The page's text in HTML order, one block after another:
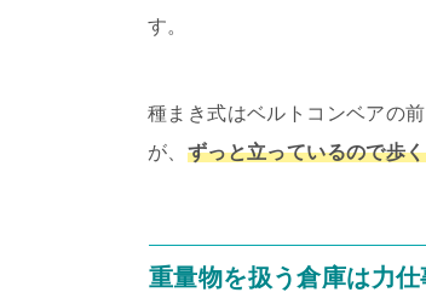
す。
種まき式はベルトコンベアの
が、 ずっと立っているので歩
重量物を扱う倉庫は力